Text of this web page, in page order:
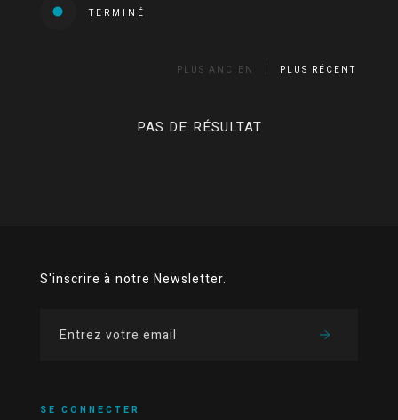
TERMINÉ
PLUS ANCIEN PLUS RÉCENT
PAS DE RÉSULTAT
S'inscrire à notre Newsletter.
SE CONNECTER